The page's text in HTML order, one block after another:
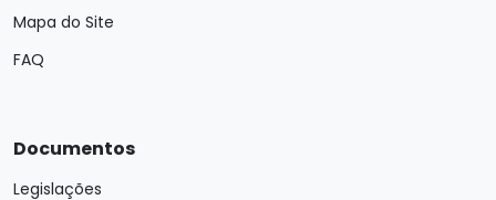
Mapa do Site
FAQ
Documentos
Legislações